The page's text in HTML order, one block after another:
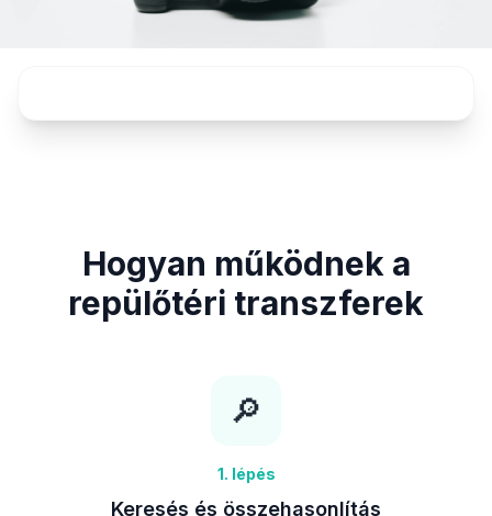
Hogyan működnek a
repülőtéri transzferek
🔎
1. lépés
Keresés és összehasonlítás